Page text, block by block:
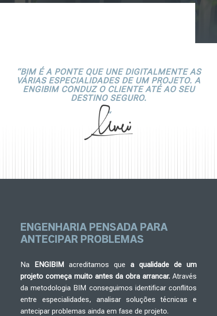
“BIM É A PONTE QUE UNE DIGITALMENTE AS
VÁRIAS ESPECIALIDADES DE UM PROJETO. A
ENGIBIM CONDUZ O CLIENTE ATÉ AO SEU
DESTINO SEGURO.
“
ENGENHARIA PENSADAPARA
ANTECIPAR PROBLEMAS
Na ENGIBIM acreditamos que a qualidade de um
projeto começa muito antes da obra arrancar.Através
da metodologia BIM conseguimos identificar conflitos
entre especialidades, analisar soluções técnicas e
antecipar problemas ainda em fase de projeto.